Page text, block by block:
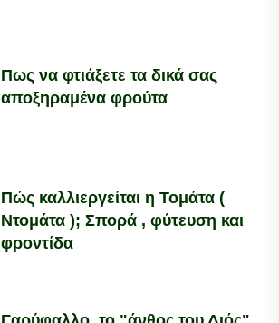
Πως να φτιάξετε τα δικά σας
αποξηραμένα φρούτα
Πώς καλλιεργείται η Τομάτα (
Ντομάτα ); Σπορά , φύτευση και
φροντίδα